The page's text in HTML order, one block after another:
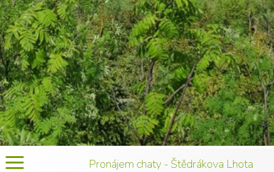
Pronájem chaty - Štědrákova Lhota